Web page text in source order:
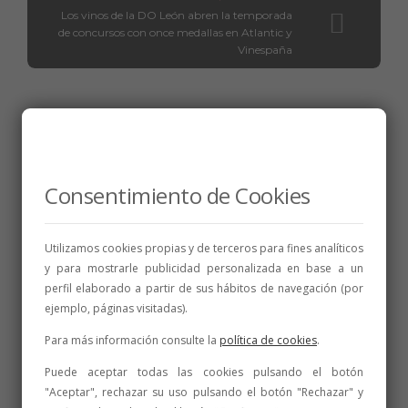
Los vinos de la DO León abren la temporada
de concursos con once medallas en Atlantic y
Vinespaña
Consentimiento de Cookies
Utilizamos cookies propias y de terceros para fines analíticos
y para mostrarle publicidad personalizada en base a un
perfil elaborado a partir de sus hábitos de navegación (por
ejemplo, páginas visitadas).
Para más información consulte la política de cookies.
Puede aceptar todas las cookies pulsando el botón
"Aceptar", rechazar su uso pulsando el botón "Rechazar" y